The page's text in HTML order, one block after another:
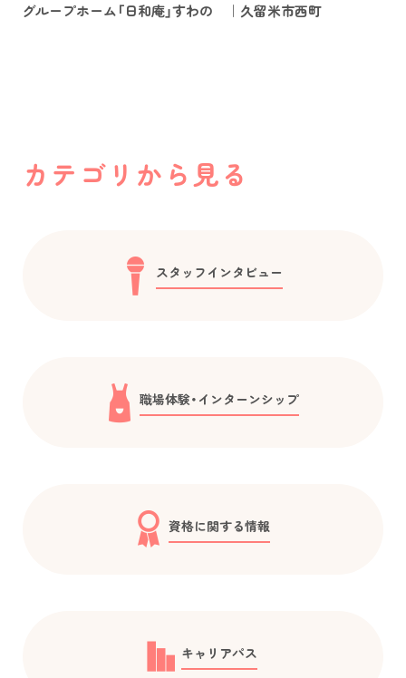
グループホーム「日和庵」すわの ｜久留米市西町
カテゴリから見る
スタッフインタビュー
職場体験・インターンシップ
資格に関する情報
キャリアパス